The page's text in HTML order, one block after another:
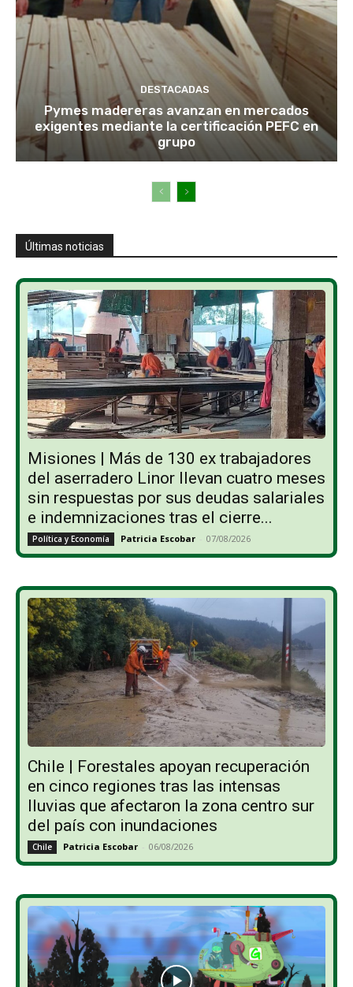
DESTACADAS
Pymes madereras avanzan en mercados
exigentes mediante la certificación PEFC en
grupo
Últimas noticias
Misiones | Más de 130 ex trabajadores
del aserradero Linor llevan cuatro meses
sin respuestas por sus deudas salariales
e indemnizaciones tras el cierre...
Política y Economía Patricia Escobar - 07/08/2026
Chile | Forestales apoyan recuperación
en cinco regiones tras las intensas
lluvias que afectaron la zona centro sur
del país con inundaciones
Chile Patricia Escobar - 06/08/2026